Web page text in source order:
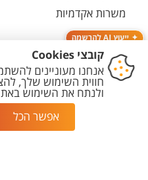
ייעוץ AI להרשמה
משרות אקדמיות
נגישות
מדיניות